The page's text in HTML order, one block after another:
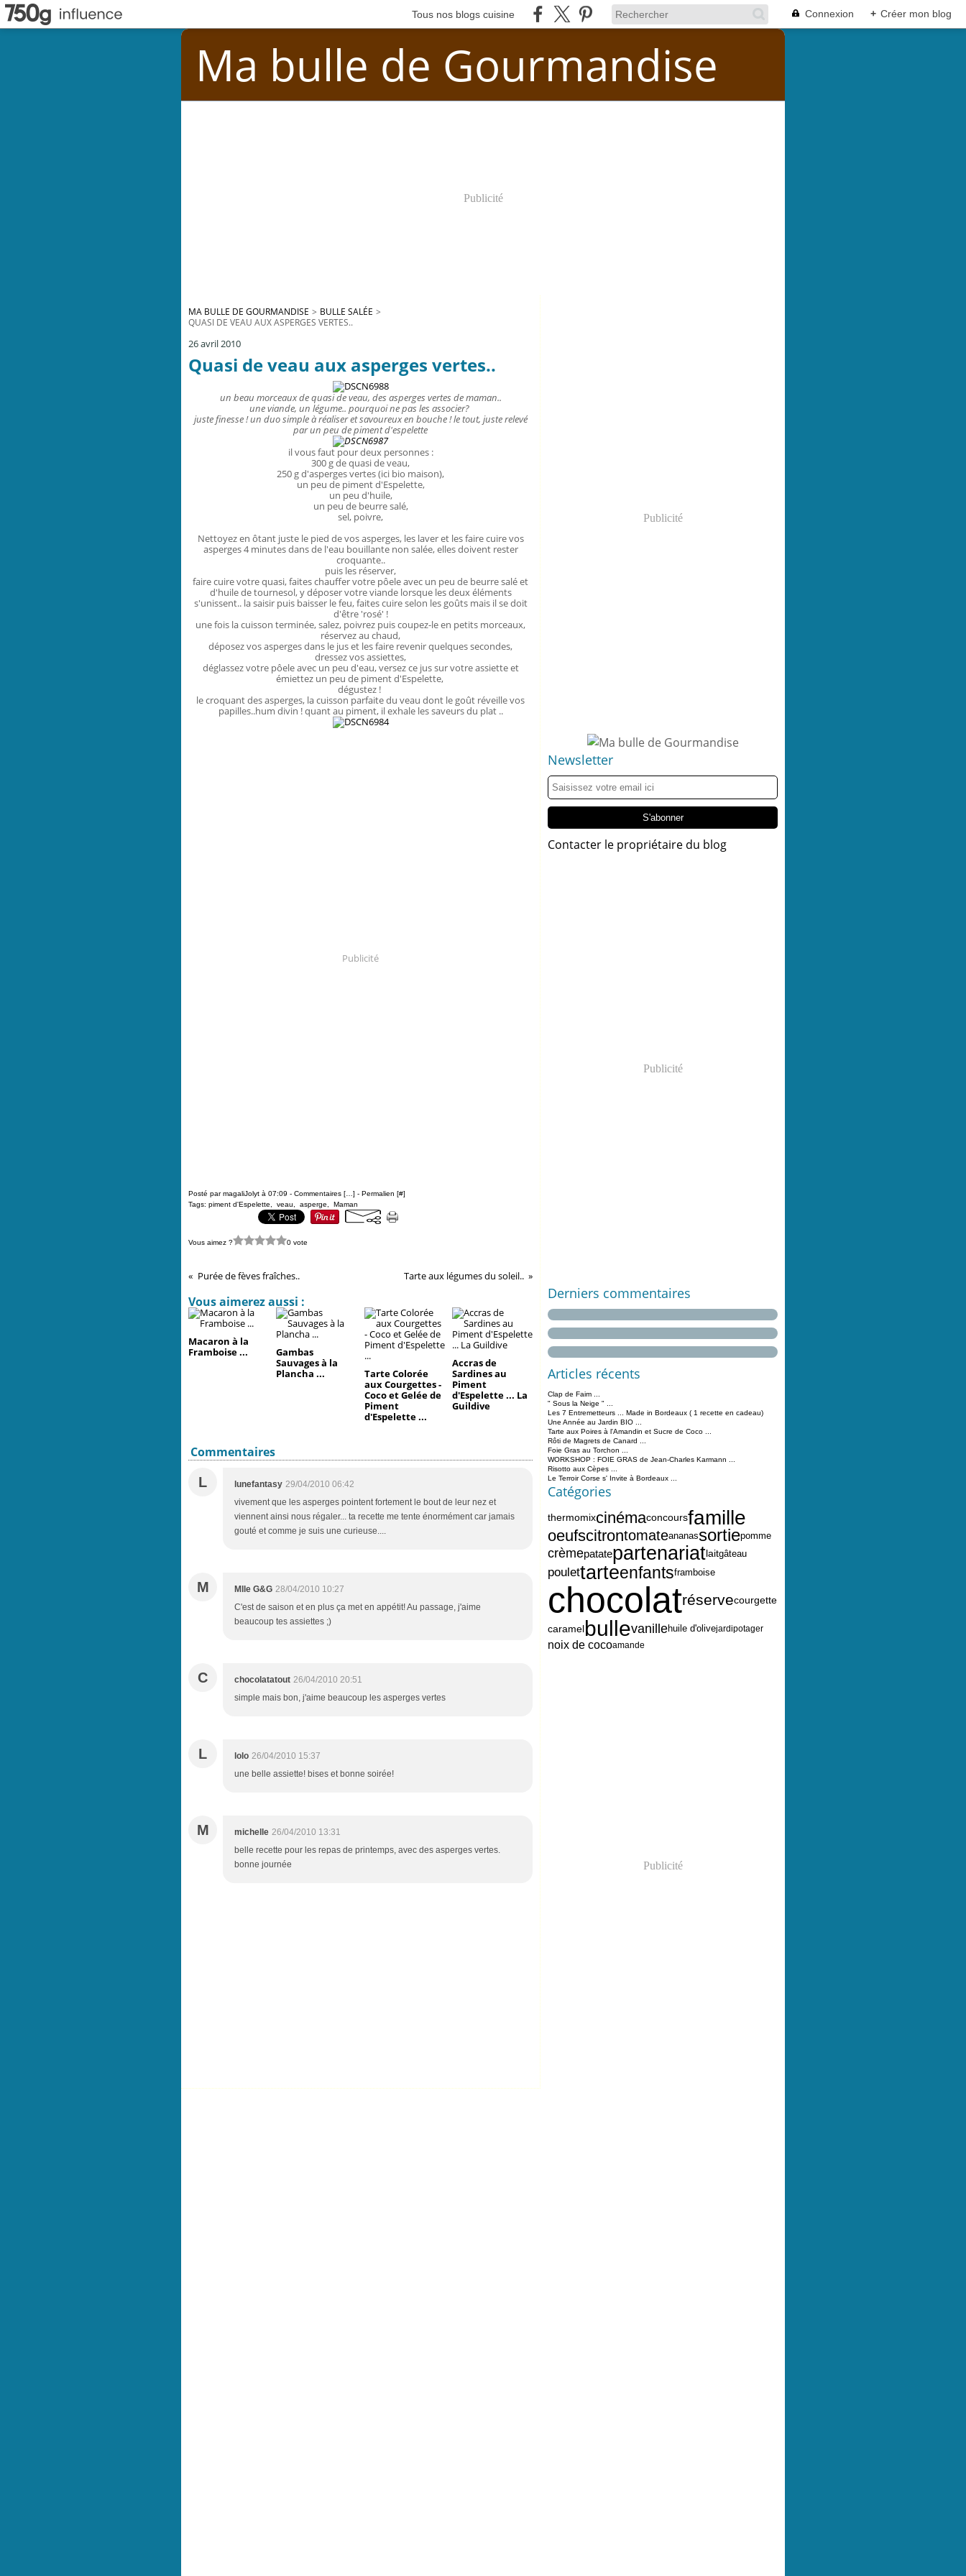
Tous nos blogs cuisine Connexion + Créer mon blog
Ma bulle de Gourmandise
Publicité
MA BULLE DE GOURMANDISE > BULLE SALÉE >
QUASI DE VEAU AUX ASPERGES VERTES..
26 avril 2010
Quasi de veau aux asperges vertes..
un beau morceaux de quasi de veau, des asperges vertes de maman..
une viande, un légume.. pourquoi ne pas les associer?
juste finesse ! un duo simple à réaliser et savoureux en bouche ! le tout, juste relevé
par un peu de piment d'espelette
il vous faut pour deux personnes :
300 g de quasi de veau,
250 g d'asperges vertes (ici bio maison),
un peu de piment d'Espelette,
un peu d'huile,
un peu de beurre salé,
sel, poivre,
Nettoyez en ôtant juste le pied de vos asperges, les laver et les faire cuire vos
asperges 4 minutes dans de l'eau bouillante non salée, elles doivent rester
croquante..
puis les réserver,
faire cuire votre quasi, faites chauffer votre pôele avec un peu de beurre salé et
d'huile de tournesol, y déposer votre viande lorsque les deux éléments
s'unissent.. la saisir puis baisser le feu, faites cuire selon les goûts mais il se doit
d'être 'rosé' !
une fois la cuisson terminée, salez, poivrez puis coupez-le en petits morceaux,
réservez au chaud,
déposez vos asperges dans le jus et les faire revenir quelques secondes,
dressez vos assiettes,
déglassez votre pôele avec un peu d'eau, versez ce jus sur votre assiette et
émiettez un peu de piment d'Espelette,
dégustez !
le croquant des asperges, la cuisson parfaite du veau dont le goût réveille vos
papilles..hum divin ! quant au piment, il exhale les saveurs du plat ..
Publicité
Posté par magaliJolyt à 07:09 - Commentaires [ ] - Permalien [#]
Tags: piment d'Espelette veau asperge Maman
Vous aimez ? 0 vote
Purée de fèves fraîches.. Tarte aux légumes du soleil..
Vous aimerez aussi :
Macaron à la
Framboise ...
Gambas
Sauvages à la
Plancha ...
Tarte Colorée
aux Courgettes -
Coco et Gelée de
Piment
d'Espelette ...
Accras de
Sardines au
Piment
d'Espelette ... La
Guildive
Commentaires
L
lunefantasy 29/04/2010 06:42
vivement que les asperges pointent fortement le bout de leur nez et
viennent ainsi nous régaler... ta recette me tente énormément car jamais
gouté et comme je suis une curieuse....
M Mlle G&G 28/04/2010 10:27
C'est de saison et en plus ça met en appétit! Au passage, j'aime
beaucoup tes assiettes ;)
C chocolatatout 26/04/2010 20:51
simple mais bon, j'aime beaucoup les asperges vertes
L lolo 26/04/2010 15:37
une belle assiette! bises et bonne soirée!
M michelle 26/04/2010 13:31
belle recette pour les repas de printemps, avec des asperges vertes.
bonne journée
Publicité
Newsletter
Contacter le propriétaire du blog
Publicité
Derniers commentaires
Articles récents
Clap de Faim ...
" Sous la Neige " ...
Les 7 Entremetteurs ... Made in Bordeaux ( 1 recette en cadeau)
Une Année au Jardin BIO ...
Tarte aux Poires à l'Amandin et Sucre de Coco ...
Rôti de Magrets de Canard ...
Foie Gras au Torchon ...
WORKSHOP : FOIE GRAS de Jean-Charles Karmann ...
Risotto aux Cèpes ...
Le Terroir Corse s' Invite à Bordeaux ...
Catégories
thermomixcinémaconcoursfamille
oeufscitrontomateananassortiepomme
crèmepatatepartenariatlaitgâteau
poulettarteenfantsframboise
chocolatréservecourgette
caramelbullevanillehuile d'olivejardipotager
noix de cocoamande
Publicité